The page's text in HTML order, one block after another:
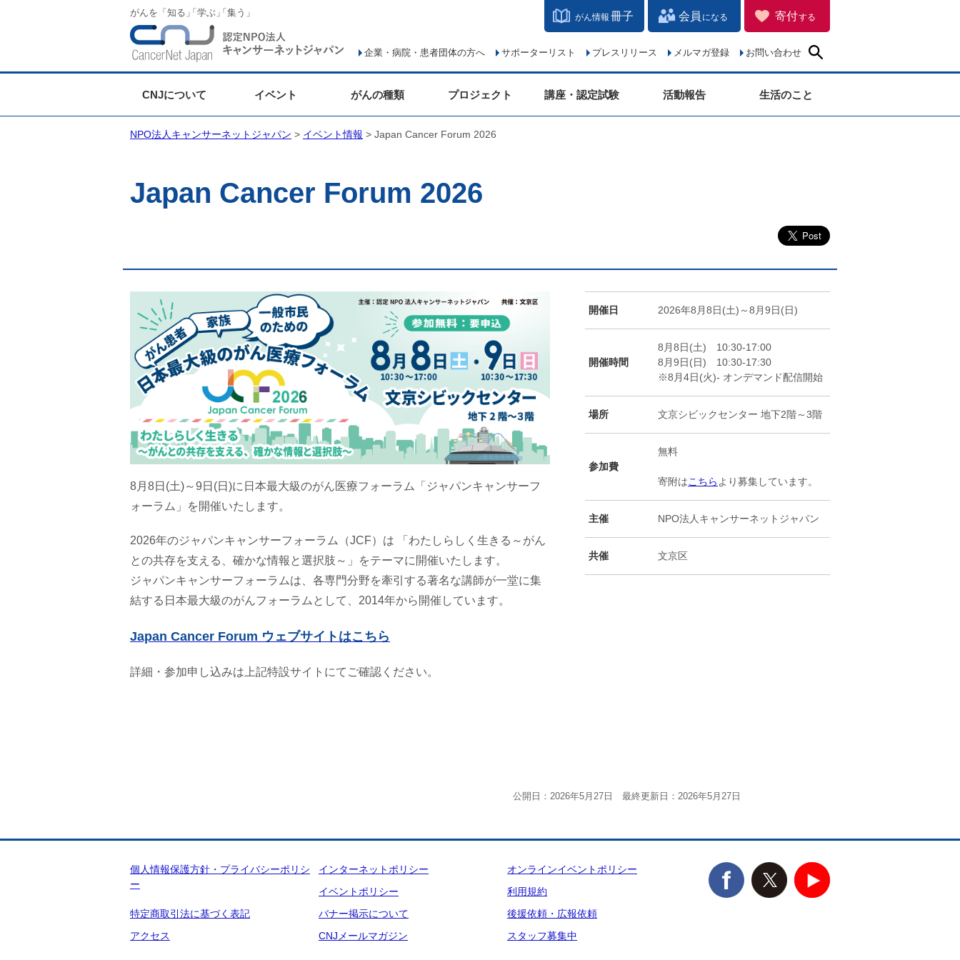
がんを「知る 「学ぶ 「集う」 がん情報 冊子 寄付する
会員 になる
お問い合わせ
メルマガ登録
プレスリリース
サポーターリスト
企業・病院・患者団体の方へ
CNJについて イベント がんの種類 プロジェクト 講座・認定試験 活動報告 生活のこと
NPO法人キャンサーネットジャパン > イベント情報 > Japan Cancer Forum 2026
Japan Cancer Forum 2026
8月8日(土)～9日(日)に日本最大級のがん医療フォーラム「ジャパンキャンサーフ
ォーラム」を開催いたします。
2026年のジャパンキャンサーフォーラム（JCF）は 「わたしらしく生きる～がん
との共存を支える、確かな情報と選択肢～」をテーマに開催いたします。
ジャパンキャンサーフォーラムは、各専門分野を牽引する著名な講師が一堂に集
結する日本最大級のがんフォーラムとして、2014年から開催しています。
Japan Cancer Forum ウェブサイトはこちら
詳細・参加申し込みは上記特設サイトにてご確認ください。
開催日 2026年8月8日(土)～8月9日(日)
開催時間
8月8日(土) 10:30-17:00
8月9日(日) 10:30-17:30
※8月4日(火)- オンデマンド配信開始
場所 文京シビックセンター 地下2階～3階
参加費
無料
寄附はこちら より募集しています。
主催 NPO法人キャンサーネットジャパン
共催 文京区
公開日：2026年5月27日 最終更新日：2026年5月27日
個人情報保護方針・プライバシーポリシ
ー
インターネットポリシー
オンラインイベントポリシー
イベントポリシー
利用規約
特定商取引法に基づく表記
バナー掲示について
後援依頼・広報依頼
アクセス
CNJメールマガジン スタッフ募集中